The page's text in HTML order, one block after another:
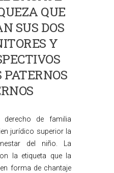
QUE
SUS DOS
Y
PATERNOS
derecho de familia
jurídico superior la
del niño. La
la etiqueta que la
forma de chantaje